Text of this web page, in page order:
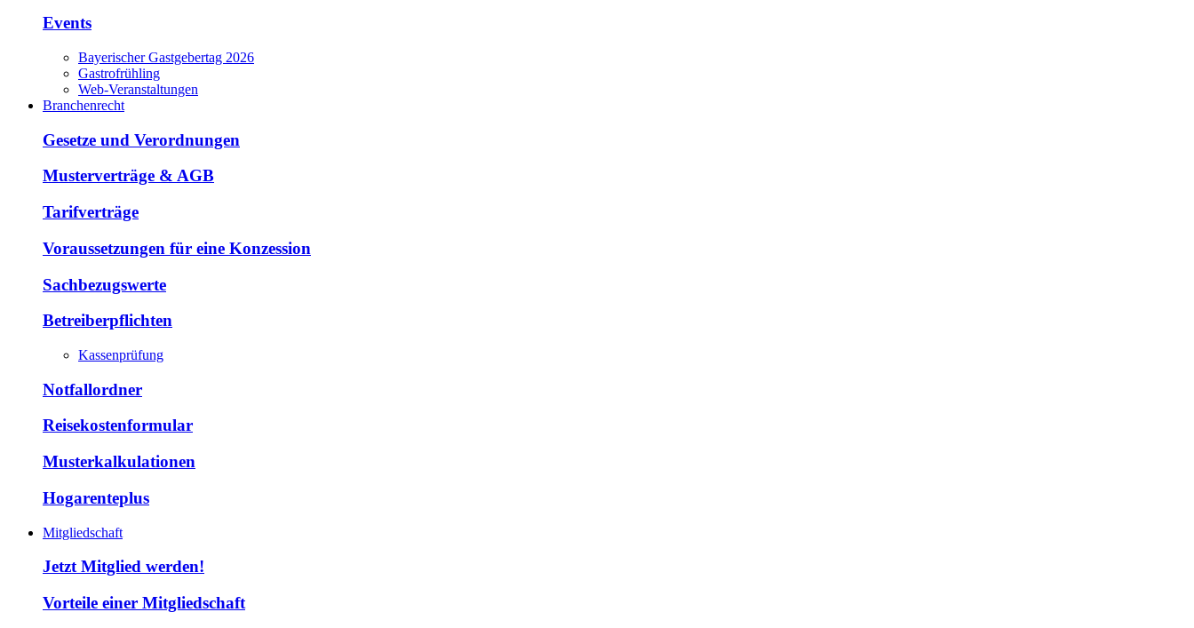
Events
Bayerischer Gastgebertag 2026
Gastrofrühling
Web-Veranstaltungen
Branchenrecht
Gesetze und Verordnungen
Musterverträge & AGB
Tarifverträge
Voraussetzungen für eine Konzession
Sachbezugswerte
Betreiberpflichten
Kassenprüfung
Notfallordner
Reisekostenformular
Musterkalkulationen
Hogarenteplus
Mitgliedschaft
Jetzt Mitglied werden!
Vorteile einer Mitgliedschaft